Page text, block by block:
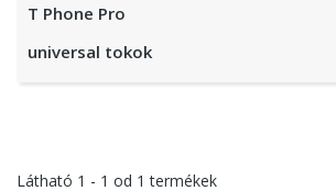
T Phone Pro
universal tokok
Látható 1 - 1 od 1 termékek